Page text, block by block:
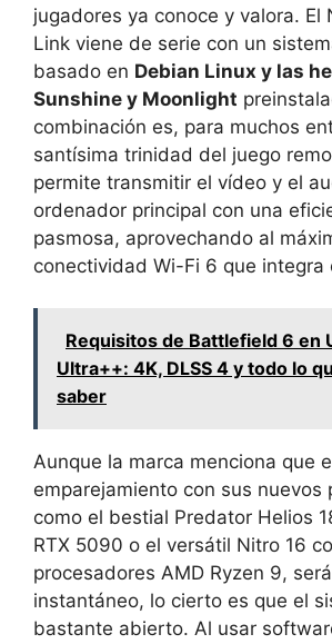
jugadores ya conoce y valora. El
Link viene de serie con un
basado en Debian Linux y las
Sunshine y Moonlight
combinación es, para muchos
santísima trinidad del juego
permite transmitir el vídeo y el
ordenador principal con una
pasmosa, aprovechando al
conectividad Wi-Fi 6 que integra
Requisitos de Battlefield 6 en
Ultra++: 4K, DLSS 4 y todo lo
saber
Aunque la marca menciona que
emparejamiento con sus nuevos
como el bestial Predator Helios
RTX 5090 o el versátil Nitro 16
procesadores AMD Ryzen 9,
instantáneo, lo cierto es que el
bastante abierto. Al usar